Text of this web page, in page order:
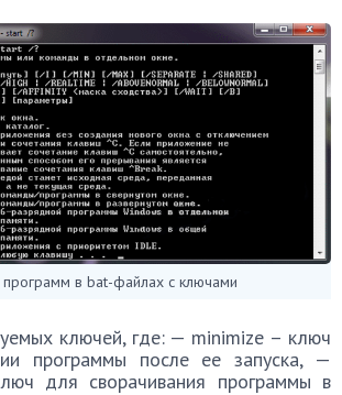
программ в bat-файлах с ключами
ключей, где: — minimize – ключ
программы после ее запуска, —
для сворачивания программы в